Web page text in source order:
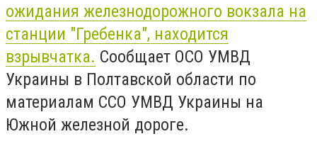
ожидания железнодорожного вокзала на
станции "Гребенка", находится
взрывчатка. Сообщает ОСО УМВД
Украины в Полтавской области по
материалам ССО УМВД Украины на
Южной железной дороге.